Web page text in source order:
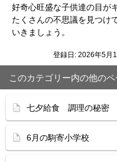
好奇心旺盛な子供達の目が
たくさんの不思議を見つけ
いきましょう。
登録日: 2026年5月
このカテゴリー内の他のペ
七夕給食 調理の秘密
6月の駒寄小学校